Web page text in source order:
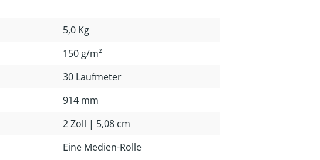
5,0 Kg
150 g/m²
30 Laufmeter
914 mm
2 Zoll | 5,08 cm
Eine Medien-Rolle